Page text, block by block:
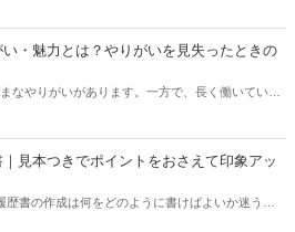
しょう。そこで、施設のサービス形態ごとに、介
な毎日を送っているのか詳しく解説します。「自
たら…」とイメージする参考にしてください。
・魅力とは？やりがいを見失ったときの
なやりがいがあります。一方で、長く働いている
ついても解説していきます。介護職のやりがいに
、長く働いて初心を取り戻したい方もぜひご覧く
見本つきでポイントをおさえて印象アッ
歴書の作成は何をどのように書けばよいか迷う方